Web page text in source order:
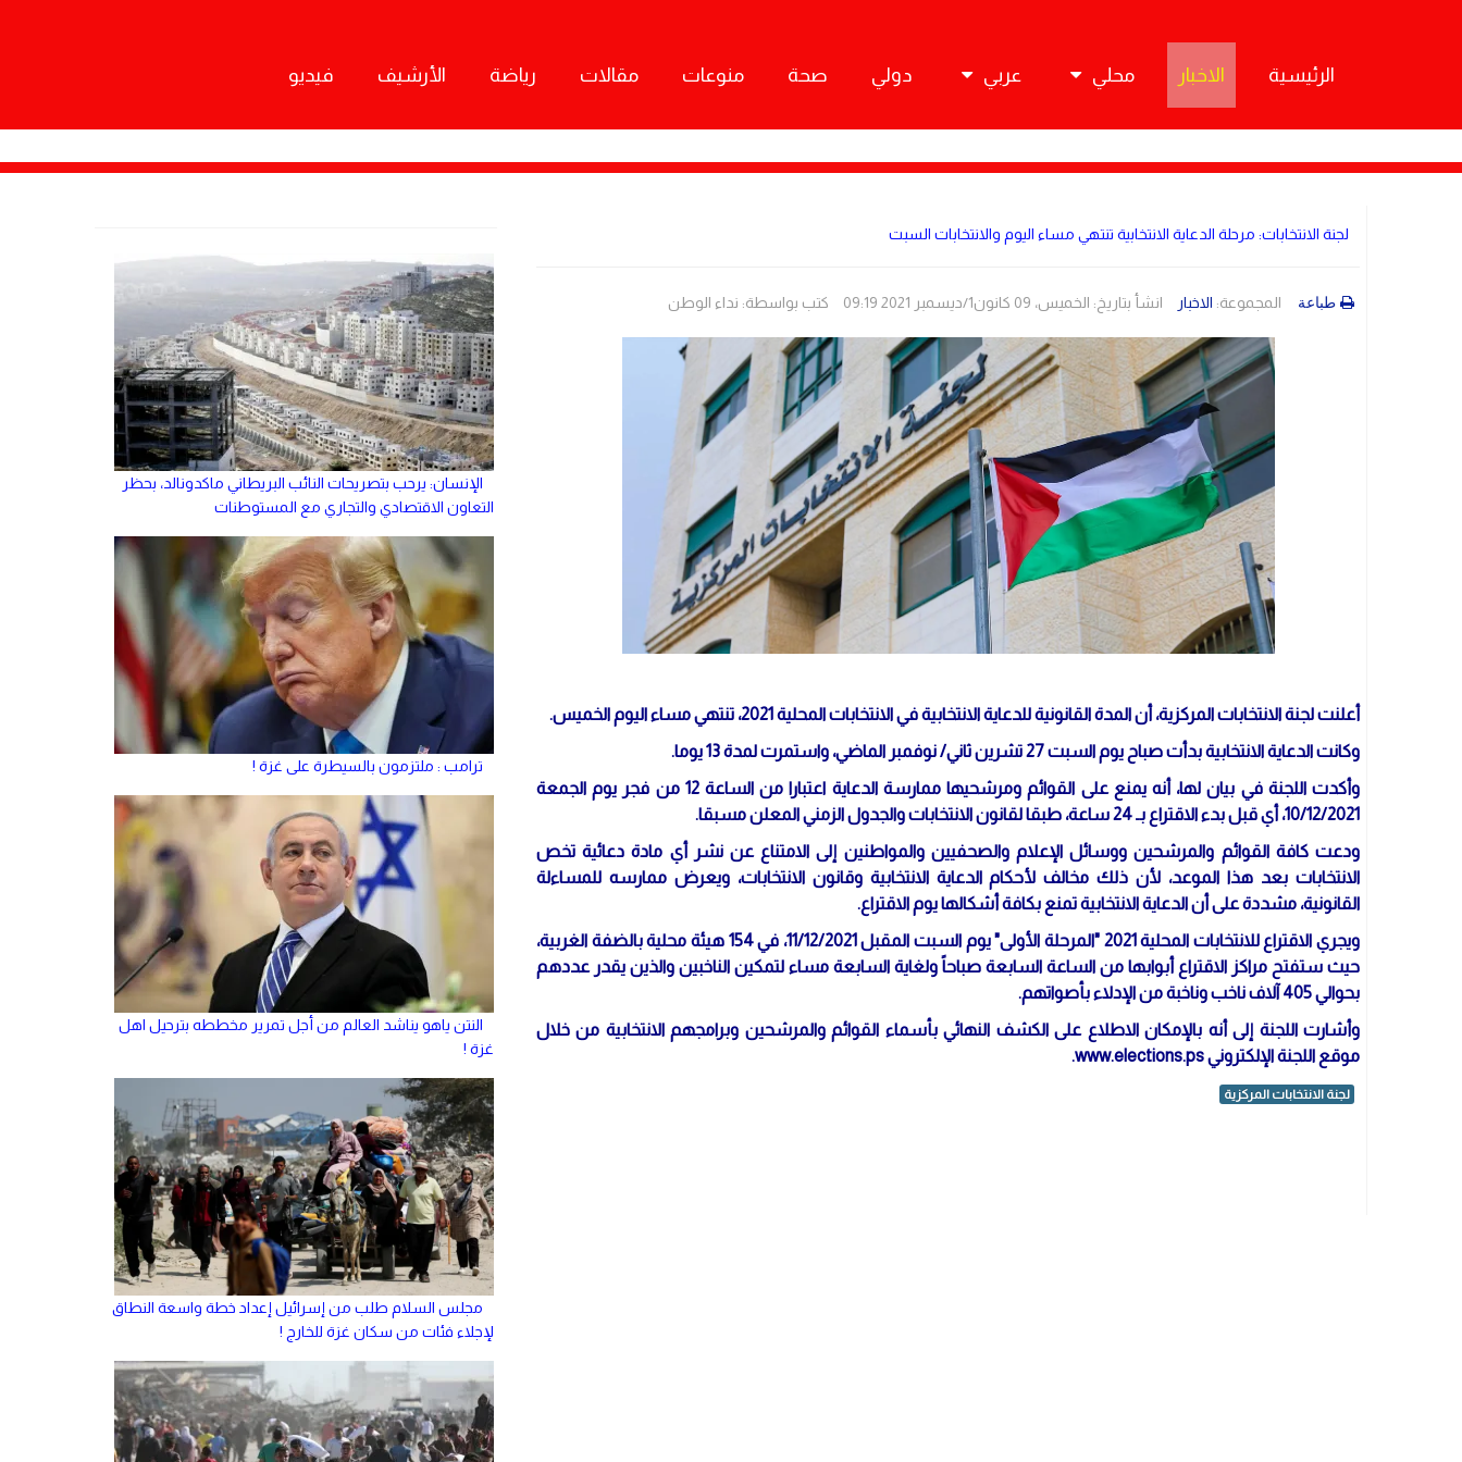
الرئيسية الاخبار محلي عربي دولي صحة منوعات مقالات رياضة الأرشيف فيديو
لجنة الانتخابات: مرحلة الدعاية الانتخابية تنتهي مساء اليوم والانتخابات السبت
المجموعة: الاخبار انشأ بتاريخ: الخميس، 09 كانون1/ديسمبر 2021 09:19 كتب بواسطة: نداء الوطن طباعة
أعلنت لجنة الانتخابات المركزية، أن المدة القانونية للدعاية الانتخابية في الانتخابات المحلية 2021، تنتهي مساء اليوم الخميس.
وكانت الدعاية الانتخابية بدأت صباح يوم السبت 27 تشرين ثاني/ نوفمبر الماضي، واستمرت لمدة 13 يوما.
وأكدت اللجنة في بيان لها، أنه يمنع على القوائم ومرشحيها ممارسة الدعاية اعتبارا من الساعة 12 من فجر يوم الجمعة
10/12/2021، أي قبل بدء الاقتراع بـ 24 ساعة، طبقا لقانون الانتخابات والجدول الزمني المعلن مسبقا.
ودعت كافة القوائم والمرشحين ووسائل الإعلام والصحفيين والمواطنين إلى الامتناع عن نشر أي مادة دعائية تخص
الانتخابات بعد هذا الموعد، لأن ذلك مخالف لأحكام الدعاية الانتخابية وقانون الانتخابات، ويعرض ممارسه للمساءلة
القانونية، مشددة على أن الدعاية الانتخابية تمنع بكافة أشكالها يوم الاقتراع.
ويجري الاقتراع للانتخابات المحلية 2021 "المرحلة الأولى" يوم السبت المقبل 11/12/2021، في 154 هيئة محلية بالضفة الغربية،
حيث ستفتح مراكز الاقتراع أبوابها من الساعة السابعة صباحاً ولغاية السابعة مساء لتمكين الناخبين والذين يقدر عددهم
بحوالي 405 آلاف ناخب وناخبة من الإدلاء بأصواتهم.
وأشارت اللجنة إلى أنه بالإمكان الاطلاع على الكشف النهائي بأسماء القوائم والمرشحين وبرامجهم الانتخابية من خلال
موقع اللجنة الإلكتروني www.elections.ps.
لجنة الانتخابات المركزية
الإنسان: يرحب بتصريحات النائب البريطاني ماكدونالد، بحظر
التعاون الاقتصادي والتجاري مع المستوطنات
ترامب : ملتزمون بالسيطرة على غزة !
النتن ياهو يناشد العالم من أجل تمرير مخططه بترحيل اهل
غزة !
مجلس السلام طلب من إسرائيل إعداد خطة واسعة النطاق
لإجلاء فئات من سكان غزة للخارج !